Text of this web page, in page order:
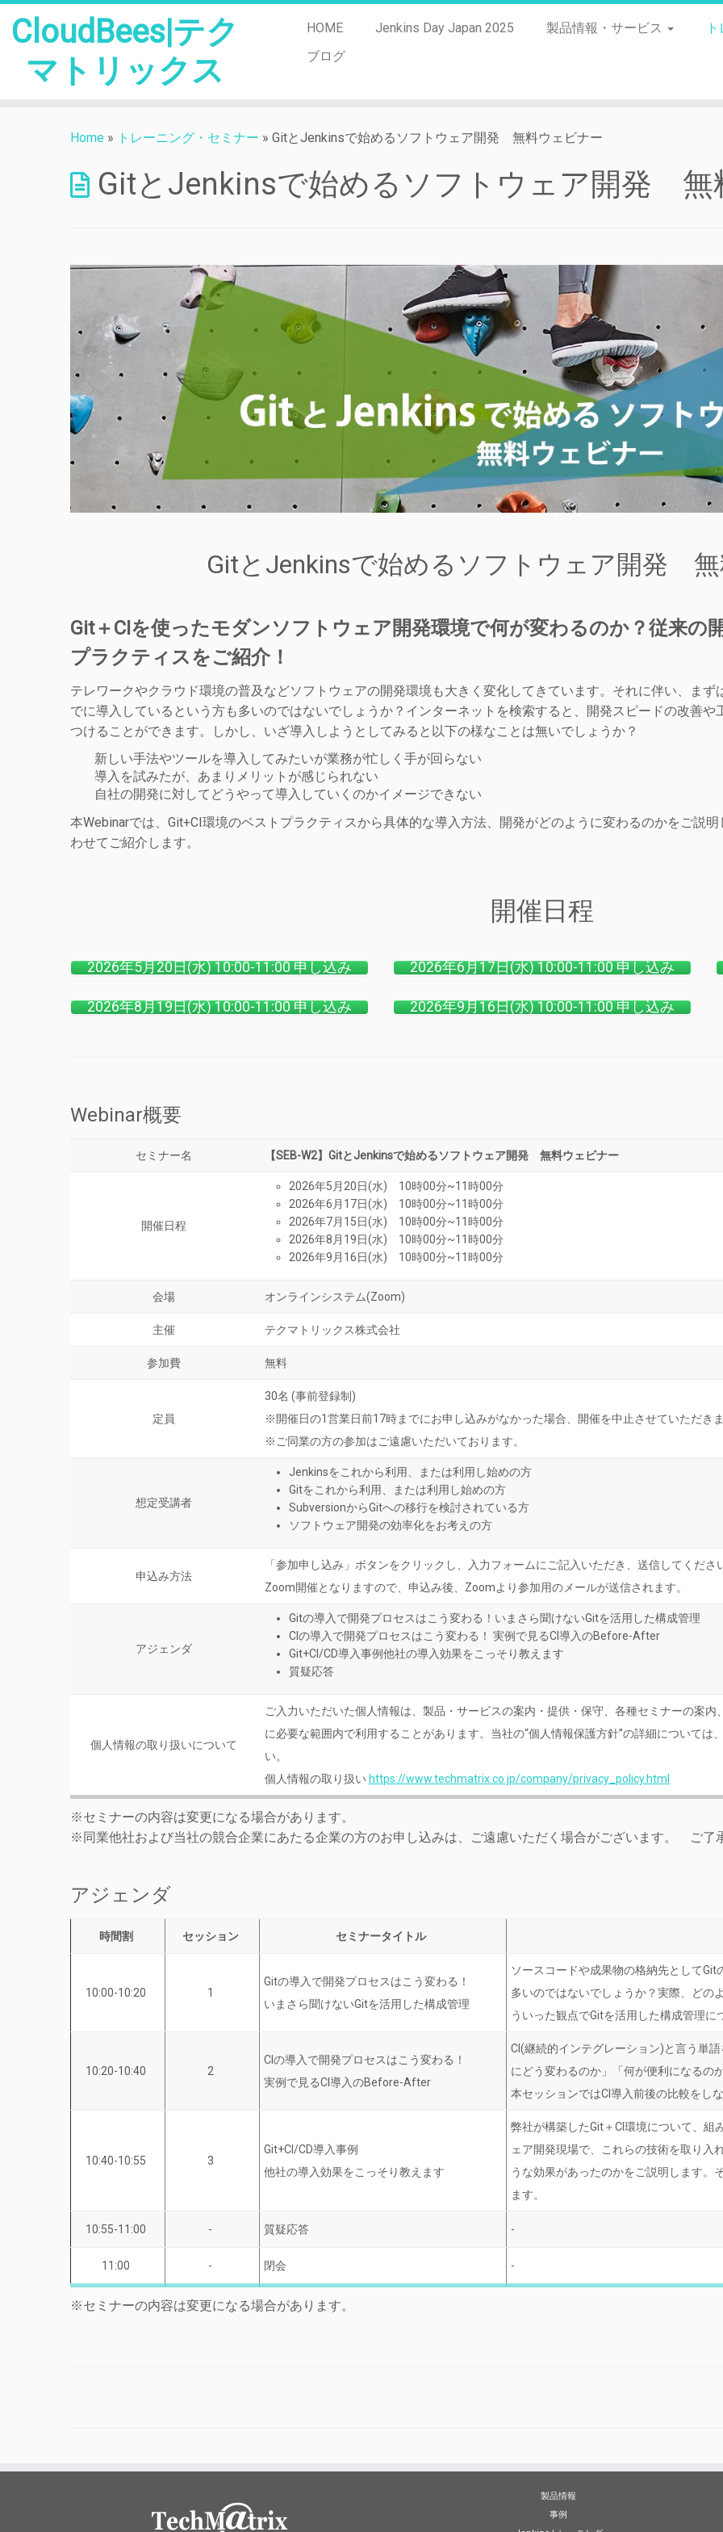
CloudBees|テク
マトリックス
HOME Jenkins Day Japan 2025 製品情報・サービス
ブログ
Home » トレーニング・セミナー » GitとJenkinsで始めるソフトウェア開発 無料ウェビナー
GitとJenkinsで始めるソフトウェア開発 無
GitとJenkinsで始めるソフトウェア開発
Git＋CIを使ったモダンソフトウェア開発環境で何が変わるのか？従来の
プラクティスをご紹介！
テレワークやクラウド環境の普及などソフトウェアの開発環境も大きく変化してきています。それに伴い、ま
でに導入しているという方も多いのではないでしょうか？インターネットを検索すると、開発スピードの改善
つけることができます。しかし、いざ導入しようとしてみると以下の様なことは無いでしょうか？
新しい手法やツールを導入してみたいが業務が忙しく手が回らない
導入を試みたが、あまりメリットが感じられない
自社の開発に対してどうやって導入していくのかイメージできない
本Webinarでは、Git+CI環境のベストプラクティスから具体的な導入方法、開発がどのように変わるのかをご説
わせてご紹介します。
開催日程
2026年5月20日(水) 10:00-11:00 申し込み 2026年6月17日(水) 10:00-11:00 申し込み
2026年8月19日(水) 10:00-11:00 申し込み 2026年9月16日(水) 10:00-11:00 申し込み
Webinar概要
セミナー名 【SEB-W2】GitとJenkinsで始めるソフトウェア開発 無料ウェビナー
開催日程
2026年5月20日(水) 10時00分~11時00分
2026年6月17日(水) 10時00分~11時00分
2026年7月15日(水) 10時00分~11時00分
2026年8月19日(水) 10時00分~11時00分
2026年9月16日(水) 10時00分~11時00分
会場 オンラインシステム(Zoom)
主催 テクマトリックス株式会社
参加費 無料
定員
30名 (事前登録制)
※開催日の1営業日前17時までにお申し込みがなかった場合、開催を中止させていただき
※ご同業の方の参加はご遠慮いただいております。
想定受講者
Jenkinsをこれから利用、または利用し始めの方
Gitをこれから利用、または利用し始めの方
SubversionからGitへの移行を検討されている方
ソフトウェア開発の効率化をお考えの方
申込み方法
「参加申し込み」ボタンをクリックし、入力フォームにご記入いただき、送信してくださ
Zoom開催となりますので、申込み後、Zoomより参加用のメールが送信されます。
アジェンダ
Gitの導入で開発プロセスはこう変わる！いまさら聞けないGitを活用した構成管理
CIの導入で開発プロセスはこう変わる！ 実例で見るCI導入のBefore-After
Git+CI/CD導入事例他社の導入効果をこっそり教えます
質疑応答
個人情報の取り扱いについて
ご入力いただいた個人情報は、製品・サービスの案内・提供・保守、各種セミナーの案
に必要な範囲内で利用することがあります。当社の“個人情報保護方針”の詳細については
い。
個人情報の取り扱い https://www.techmatrix.co.jp/company/privacy_policy.html
※セミナーの内容は変更になる場合があります。
※同業他社および当社の競合企業にあたる企業の方のお申し込みは、ご遠慮いただく場合がございます。 ご了
アジェンダ
時間割 セッション セミナータイトル
10:00-10:20 1
Gitの導入で開発プロセスはこう変わる！
いまさら聞けないGitを活用した構成管理
ソースコードや成果物の格納先として
多いのではないでしょうか？実際、どの
ういった観点でGitを活用した構成管理に
10:20-10:40 2
CIの導入で開発プロセスはこう変わる！
実例で見るCI導入のBefore-After
CI(継続的インテグレーション)と言う単
にどう変わるのか」「何が便利になるの
本セッションではCI導入前後の比較をし
10:40-10:55 3
Git+CI/CD導入事例
他社の導入効果をこっそり教えます
弊社が構築したGit＋CI環境について、
ェア開発現場で、これらの技術を取り入
うな効果があったのかをご説明します。
ます。
10:55-11:00 - 質疑応答 -
11:00 - 閉会 -
※セミナーの内容は変更になる場合があります。
製品情報
事例